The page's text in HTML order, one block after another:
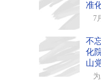
准
7
不
化
山
为